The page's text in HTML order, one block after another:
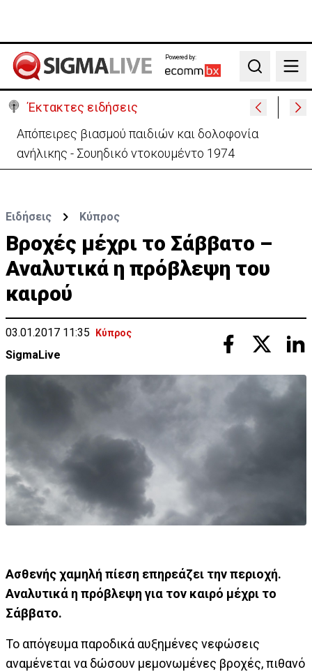
Powered by:
Search
Έκτακτες ειδήσεις
Μεγάλο πακέτο όπλων από Τουρκία προς Ουκρανία
-Κίνηση με μήνυμα προς Μόσχα;
Ειδήσεις Κύπρος
Βροχές μέχρι το Σάββατο –
Αναλυτικά η πρόβλεψη του
καιρού
03.01.2017 11:35 Κύπρος
SigmaLive
Ασθενής χαµηλή πίεση επηρεάζει την περιοχή.
Αναλυτικά η πρόβλεψη για τον καιρό μέχρι το
Σάββατο.
Το απόγευµα παροδικά αυξηµένες νεφώσεις
αναµένεται να δώσουν µεµονωµένες βροχές, πιθανό